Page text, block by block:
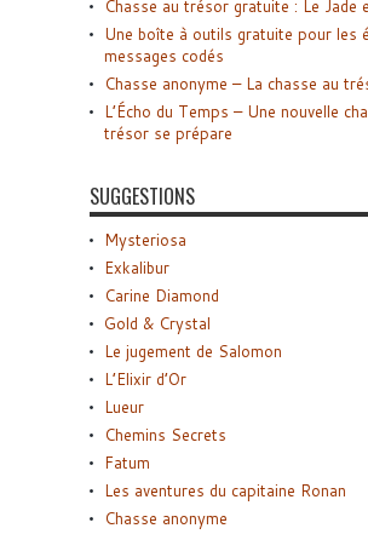
Chasse au trésor gratuite : Le Jade
Une boîte à outils gratuite pour les
messages codés
Chasse anonyme – La chasse au
L’Écho du Temps – Une nouvelle
trésor se prépare
SUGGESTIONS
Mysteriosa
Exkalibur
Carine Diamond
Gold & Crystal
Le jugement de Salomon
L’Elixir d’Or
Lueur
Chemins Secrets
Fatum
Les aventures du capitaine Ronan
Chasse anonyme